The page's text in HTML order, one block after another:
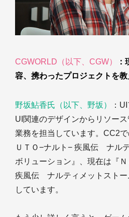
CGWORLD（以下、CGW）
容、携わったプロジェクトを
野坂鮎香氏（以下、野坂）
：
UI関連のデザインからリソー
業務を担当しています。CC2
ＵＴＯ−ナルト− 疾風伝 ナル
ボリューション』、現在は『
疾風伝 ナルティメットストー
しています。